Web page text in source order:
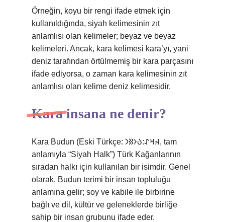
Örneğin, koyu bir rengi ifade etmek için
kullanıldığında, siyah kelimesinin zıt
anlamlısı olan kelimeler; beyaz ve beyaz
kelimeleri. Ancak, kara kelimesi kara’yı, yani
deniz tarafından örtülmemiş bir kara parçasını
ifade ediyorsa, o zaman kara kelimesinin zıt
anlamlısı olan kelime deniz kelimesidir.
Kara insana ne denir?
Kara Budun (Eski Türkçe: 𐰴𐰺𐰀:𐰉𐰆𐰑𐰣, tam
anlamıyla “Siyah Halk”) Türk Kağanlarının
sıradan halkı için kullanılan bir isimdir. Genel
olarak, Budun terimi bir insan topluluğu
anlamına gelir; soy ve kabile ile birbirine
bağlı ve dil, kültür ve geleneklerde birliğe
sahip bir insan grubunu ifade eder.